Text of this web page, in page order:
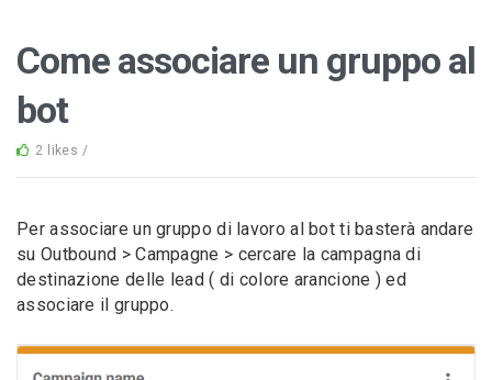
Come associare un gruppo al
bot
2 likes /
Per associare un gruppo di lavoro al bot ti basterà andare
su Outbound > Campagne > cercare la campagna di
destinazione delle lead ( di colore arancione ) ed
associare il gruppo.